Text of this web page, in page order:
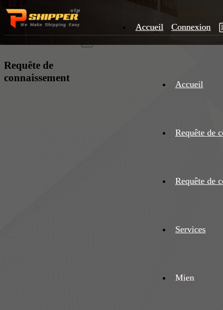
Accueil Connexion
Accueil
Requête de
Requête de
Services
Mien
Requête de
connaissement